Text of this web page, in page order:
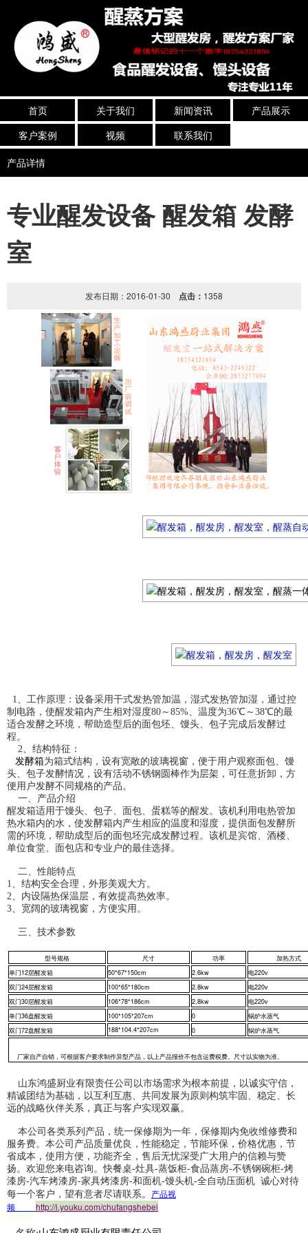
首页 关于我们 新闻资讯
产品展示
客户案例
视频
联系我们
产品详情
专业醒发设备 醒发箱 发酵
室
发布日期：2016-01-30 点击： 1358
1、工作原理：设备采用干式发热管加温，湿式发热管加湿，通过控
制电路，使醒发箱内产生相对湿度80～85%、温度为36℃～38℃的最
适合发酵之环境，帮助造型后的面包坯、馒头、包子完成后发酵过
程。
2、结构特征：
发酵箱为箱式结构，设有宽敞的玻璃视窗，便于用户观察面包、馒
头、包子发酵情况，设有活动不锈钢圆棒作为层架，可任意折卸，方
便用户发酵不同规格的产品。
一、产品介绍
醒发箱适用于馒头、包子、面包、蛋糕等的醒发。该机利用电热管加
热水箱内的水，使发酵箱内产生相应的温度和湿度，提供面包发酵所
需的环境，帮助成型后的面包坯完成发酵过程。该机是宾馆、酒楼、
单位食堂、面包店和专业户的最佳选择。
二、性能特点
1、结构安全合理，外形美观大方。
2、内设隔热保温层，有效提高热效率。
3、宽阔的玻璃视窗，方便实用。
三、技术参数
型号规格 尺寸 功率
加热方式
单门12层醒发箱
50*67*150cm 2.6kw
电220v
双门24层醒发箱
100*65*180cm 2.8kw
电220v
双门30层醒发箱
106*78*186cm 2.8kw
电220v
单门36盘醒发箱
100*105*207cm 0
锅炉水蒸气
双门72盘醒发箱
188*104.4*207cm 0 锅炉水蒸气
厂家自产自销，可根据客户要求制作异型产品，以上产品报价不包含运费税费。尺寸以实物为准。
山东鸿盛厨业有限责任公司以市场需求为根本前提，以诚实守信，
精诚团结为基础，以互利互惠、共同发展为原则构筑牢固、稳定、长
远的战略伙伴关系，真正与客户实现双赢。
本公司各类系列产品，统一保修期为一年，保修期内免收维修费和
服务费。本公司产品质量优良，性能稳定，节能环保，价格优惠，节
省成本，使用方便，功能齐全，售后无忧深受广大用户的信赖与赞
扬。欢迎您来电咨询。快餐桌-灶具-蒸饭柜-食品蒸房-不锈钢碗柜-烤
漆房-汽车烤漆房-家具烤漆房-和面机-馒头机-全自动压面机 诚心对待
每一个客户，望有意者尽请联系。 产品视
频
http://i.youku.com/chufangshebei